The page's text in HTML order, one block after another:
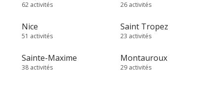
62 activités 26 activités
Nice
51 activités
Saint Tropez
23 activités
Sainte-Maxime
38 activités
Montauroux
29 activités